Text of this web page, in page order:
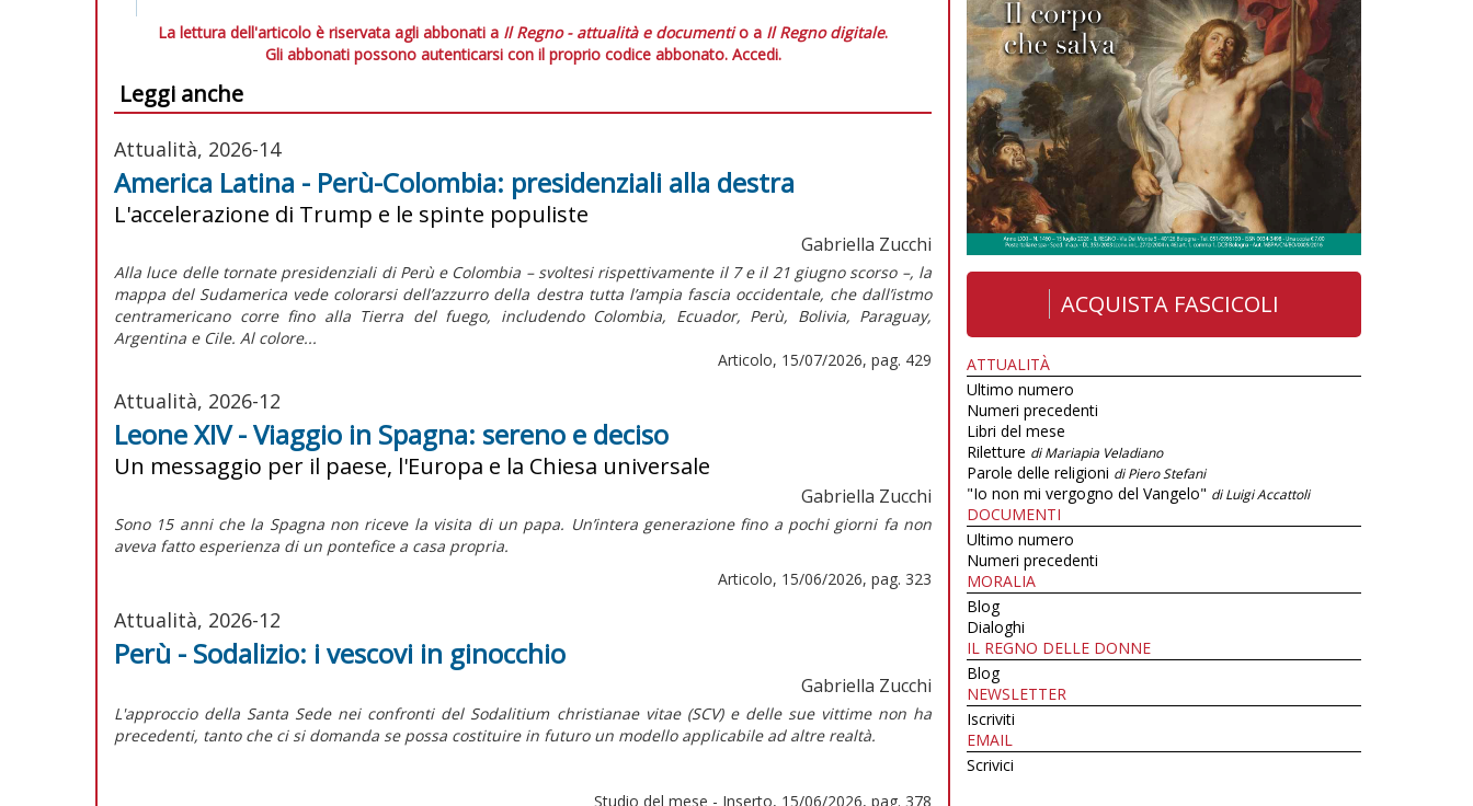
La lettura dell'articolo è riservata agli abbonati a Il Regno - attualità e documentio a Il Regno digitale.
Gli abbonati possono autenticarsi con il proprio codice abbonato. Accedi.
Leggi anche
Attualità, 2026-14
America Latina - Perù-Colombia: presidenziali alla destra
L'accelerazione di Trump e le spinte populiste
Gabriella Zucchi
Alla luce delle tornate presidenziali di Perù e Colombia – svoltesi rispettivamente il 7 e il 21 giugno scorso –, la
mappa del Sudamerica vede colorarsi dell’azzurro della destra tutta l’ampia fascia occidentale, che dall’istmo
centramericano corre fino alla Tierra del fuego, includendo Colombia, Ecuador, Perù, Bolivia, Paraguay,
Argentina e Cile. Al colore...
Articolo, 15/07/2026, pag. 429
Attualità, 2026-12
Leone XIV - Viaggio in Spagna: sereno e deciso
Un messaggio per il paese, l'Europa e la Chiesa universale
Gabriella Zucchi
Sono 15 anni che la Spagna non riceve la visita di un papa. Un’intera generazione fino a pochi giorni fa non
aveva fatto esperienza di un pontefice a casa propria.
Articolo, 15/06/2026, pag. 323
Attualità, 2026-12
Perù - Sodalizio: i vescovi in ginocchio
Gabriella Zucchi
L'approccio della Santa Sede nei confronti del Sodalitium christianae vitae(SCV) e delle sue vittime non ha
precedenti, tanto che ci si domanda se possa costituire in futuro un modello applicabile ad altre realtà.
Studio del mese - Inserto, 15/06/2026, pag. 378
ACQUISTA FASCICOLI
ATTUALITÀ
Ultimo numero
Numeri precedenti
Libri del mese
Riletture di Mariapia Veladiano
Parole delle religioni di Piero Stefani
"Io non mi vergogno del Vangelo" di Luigi Accattoli
DOCUMENTI
Ultimo numero
Numeri precedenti
MORALIA
Blog
Dialoghi
IL REGNO DELLE DONNE
Blog
NEWSLETTER
Iscriviti
EMAIL
Scrivici